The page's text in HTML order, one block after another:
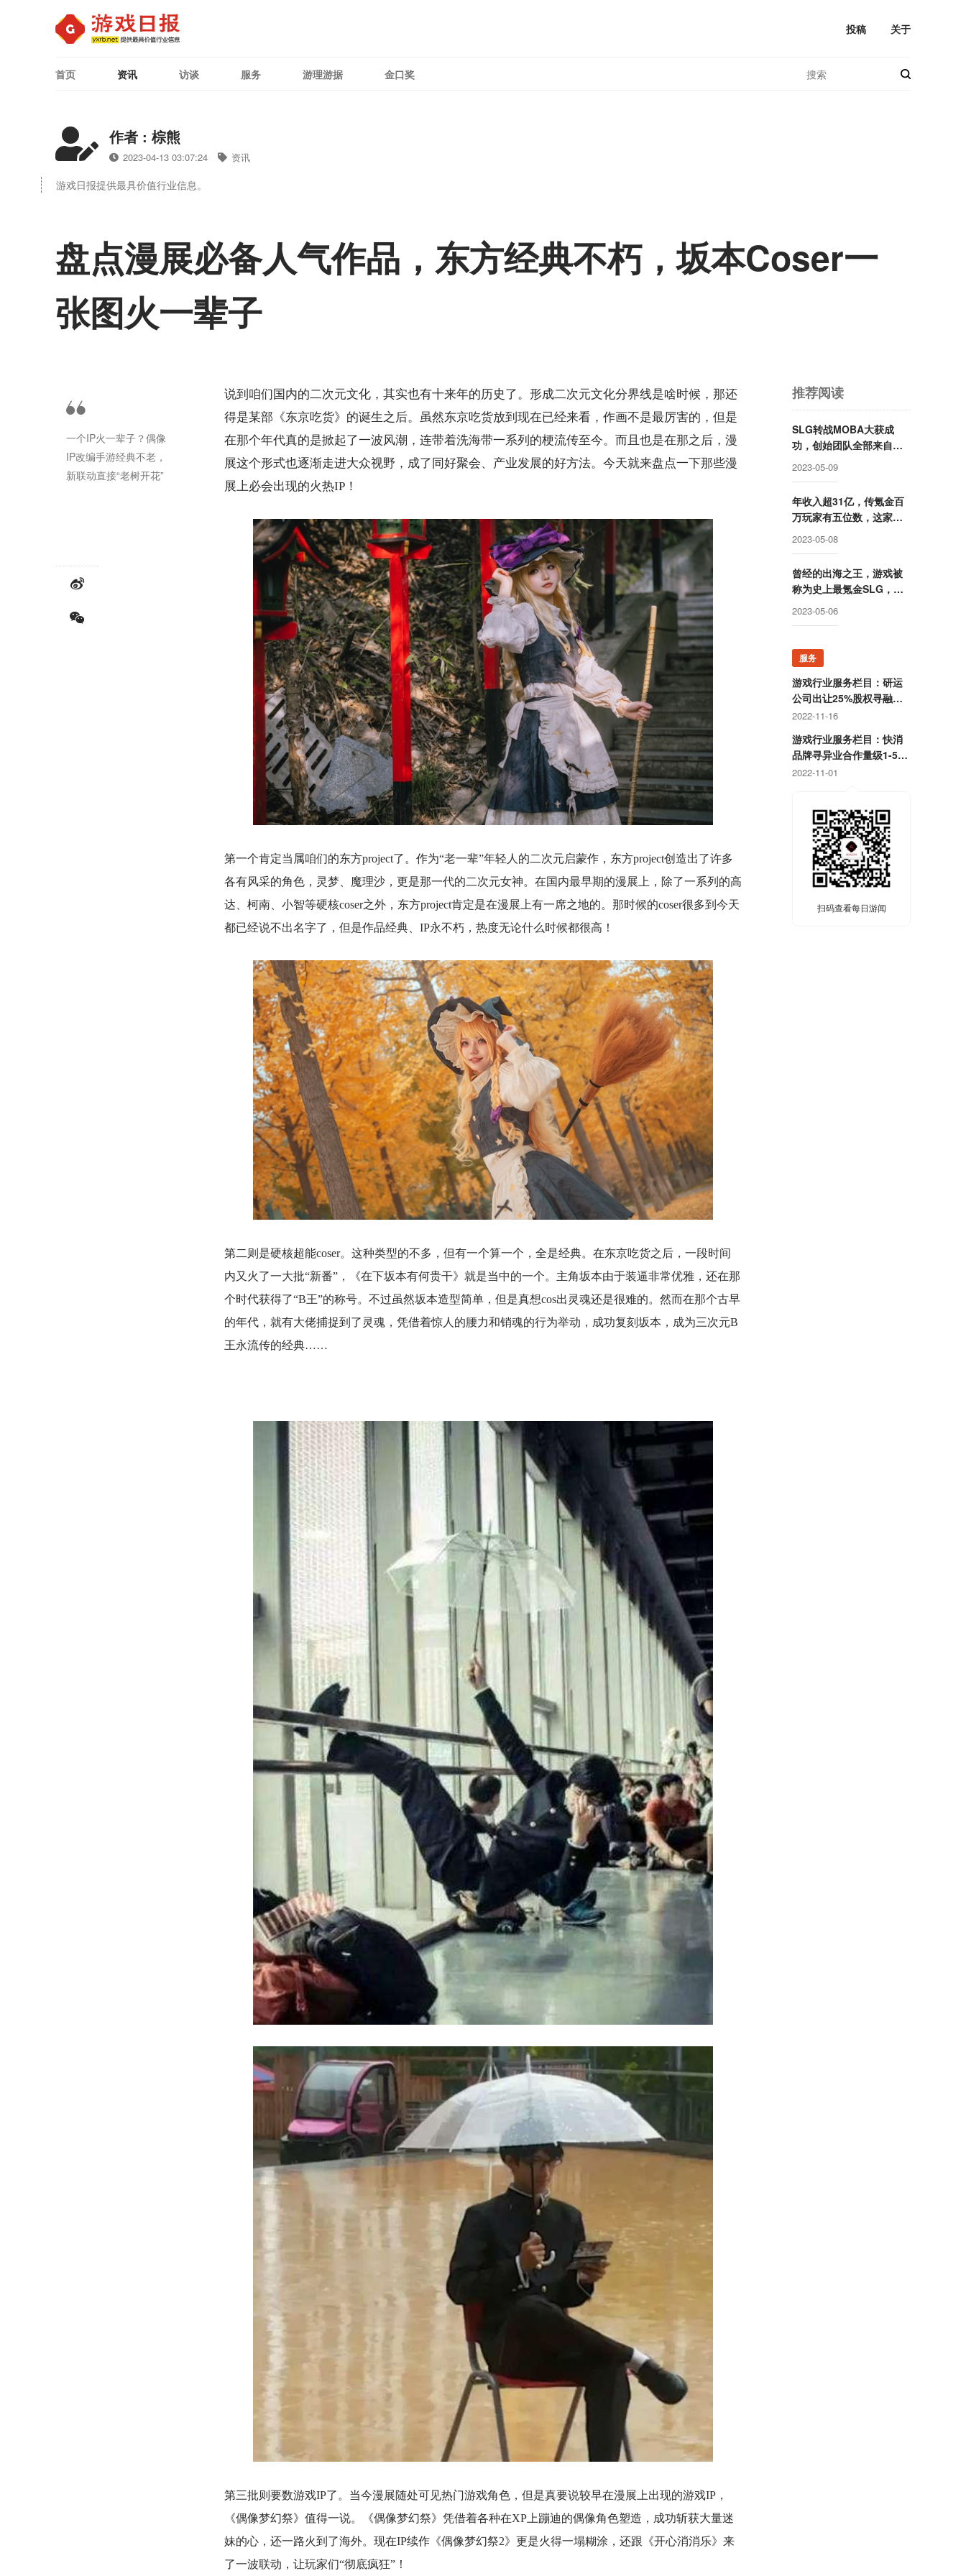
投稿 关于
首页 资讯 访谈 服务 游理游据 金口奖
作者 : 棕熊
2023-04-13 03:07:24 资讯
游戏日报提供最具价值行业信息。
盘点漫展必备人气作品，东方经典不朽，坂本Coser一
张图火一辈子
一个IP火一辈子？偶像
IP改编手游经典不老，
新联动直接“老树开花”
说到咱们国内的二次元文化，其实也有十来年的历史了。形成二次元文化分界线是啥时候，那还
得是某部《东京吃货》的诞生之后。虽然东京吃货放到现在已经来看，作画不是最厉害的，但是
在那个年代真的是掀起了一波风潮，连带着洗海带一系列的梗流传至今。而且也是在那之后，漫
展这个形式也逐渐走进大众视野，成了同好聚会、产业发展的好方法。今天就来盘点一下那些漫
展上必会出现的火热IP ！
第一个肯定当属咱们的东方project了。作为“老一辈”年轻人的二次元启蒙作，东方project创造出了许多
各有风采的角色，灵梦、魔理沙，更是那一代的二次元女神。在国内最早期的漫展上，除了一系列的高
达、柯南、小智等硬核coser之外，东方project肯定是在漫展上有一席之地的。那时候的coser很多到今天
都已经说不出名字了，但是作品经典、IP永不朽，热度无论什么时候都很高！
第二则是硬核超能coser。这种类型的不多，但有一个算一个，全是经典。在东京吃货之后，一段时间
内又火了一大批“新番”，《在下坂本有何贵干》就是当中的一个。主角坂本由于装逼非常优雅，还在那
个时代获得了“B王”的称号。不过虽然坂本造型简单，但是真想cos出灵魂还是很难的。然而在那个古早
的年代，就有大佬捕捉到了灵魂，凭借着惊人的腰力和销魂的行为举动，成功复刻坂本，成为三次元B
王永流传的经典……
第三批则要数游戏IP了。当今漫展随处可见热门游戏角色，但是真要说较早在漫展上出现的游戏IP，
《偶像梦幻祭》值得一说。《偶像梦幻祭》凭借着各种在XP上蹦迪的偶像角色塑造，成功斩获大量迷
妹的心，还一路火到了海外。现在IP续作《偶像梦幻祭2》更是火得一塌糊涂，还跟《开心消消乐》来
了一波联动，让玩家们“彻底疯狂”！
推荐阅读
SLG转战MOBA大获成
功，创始团队全部来自腾
讯却被字节高价收购，赛
公司要回归国内市场？
2023-05-09
年收入超31亿，传氪金百
万玩家有五位数，这家公
司成立两年后就开始走向
2023-05-08
曾经的出海之王，游戏被
称为史上最氪金SLG，这
家公司卖身被赚走50亿后
2023-05-06
服务
游戏行业服务栏目：研运
公司出让25%股权寻融
资；某团队寻开发线上合
2022-11-16
游戏行业服务栏目：快消
品牌寻异业合作量级1-5
亿；灵犀互娱上海团队招
2022-11-01
扫码查看每日游闻